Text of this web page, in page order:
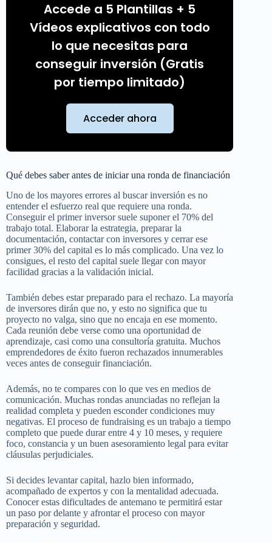
Accede a 5 Plantillas + 5
Vídeos explicativos con todo
lo que necesitas para
conseguir inversión (Gratis
por tiempo limitado)
Acceder ahora
Qué debes saber antes de iniciar una ronda de financiación
Uno de los mayores errores al buscar inversión es no
entender el esfuerzo real que requiere una ronda.
Conseguir el primer inversor suele suponer el 70% del
trabajo total. Elaborar la estrategia, preparar la
documentación, contactar con inversores y cerrar ese
primer 30% del capital es lo más complicado. Una vez lo
consigues, el resto del capital suele llegar con mayor
facilidad gracias a la validación inicial.
También debes estar preparado para el rechazo. La mayoría
de inversores dirán que no, y esto no significa que tu
proyecto no valga, sino que no encaja en ese momento.
Cada reunión debe verse como una oportunidad de
aprendizaje, casi como una consultoría gratuita. Muchos
emprendedores de éxito fueron rechazados innumerables
veces antes de conseguir financiación.
Además, no te compares con lo que ves en medios de
comunicación. Muchas rondas anunciadas no reflejan la
realidad completa y pueden esconder condiciones muy
negativas. El proceso de fundraising es un trabajo a tiempo
completo que puede durar entre 4 y 10 meses, y requiere
foco, constancia y un buen asesoramiento legal para evitar
cláusulas perjudiciales.
Si decides levantar capital, hazlo bien informado,
acompañado de expertos y con la mentalidad adecuada.
Conocer estas dificultades de antemano te permitirá estar
un paso por delante y afrontar el proceso con mayor
preparación y seguridad.